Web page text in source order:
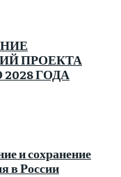
ПРОЕКТА
2028 ГОДА
и сохранение
в России